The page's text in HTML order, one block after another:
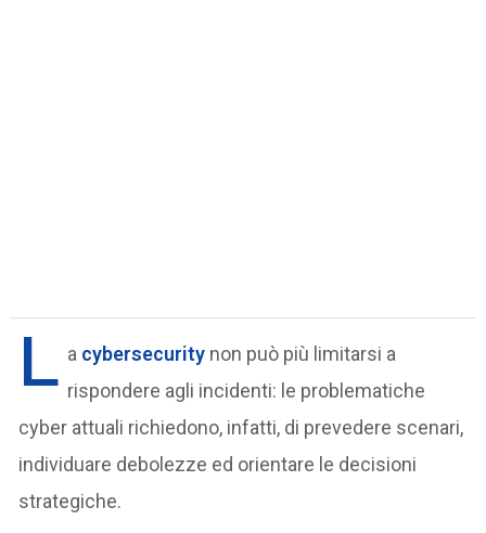
L a cybersecurity non può più limitarsi a
rispondere agli incidenti: le problematiche
cyber attuali richiedono, infatti, di prevedere scenari,
individuare debolezze ed orientare le decisioni
strategiche.